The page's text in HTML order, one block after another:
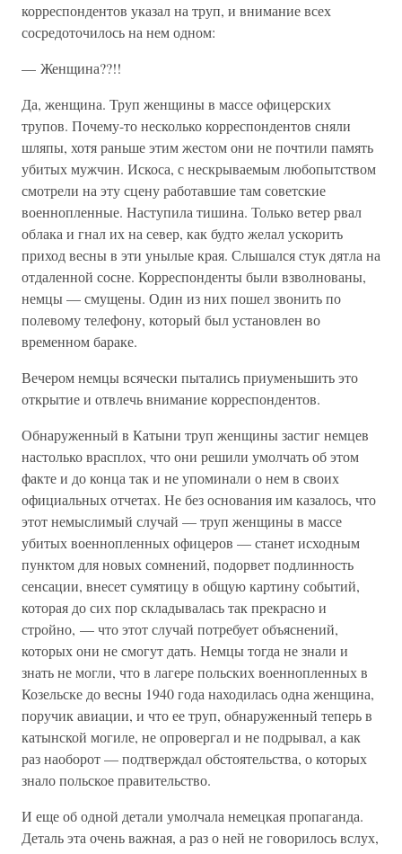
корреспондентов указал на труп, и внимание всех
сосредоточилось на нем одном:
— Женщина??!!
Да, женщина. Труп женщины в массе офицерских
трупов. Почему-то несколько корреспондентов сняли
шляпы, хотя раньше этим жестом они не почтили память
убитых мужчин. Искоса, с нескрываемым любопытством
смотрели на эту сцену работавшие там советские
военнопленные. Наступила тишина. Только ветер рвал
облака и гнал их на север, как будто желал ускорить
приход весны в эти унылые края. Слышался стук дятла на
отдаленной сосне. Корреспонденты были взволнованы,
немцы — смущены. Один из них пошел звонить по
полевому телефону, который был установлен во
временном бараке.
Вечером немцы всячески пытались приуменьшить это
открытие и отвлечь внимание корреспондентов.
Обнаруженный в Катыни труп женщины застиг немцев
настолько врасплох, что они решили умолчать об этом
факте и до конца так и не упоминали о нем в своих
официальных отчетах. Не без основания им казалось, что
этот немыслимый случай — труп женщины в массе
убитых военнопленных офицеров — станет исходным
пунктом для новых сомнений, подорвет подлинность
сенсации, внесет сумятицу в общую картину событий,
которая до сих пор складывалась так прекрасно и
стройно, — что этот случай потребует объяснений,
которых они не смогут дать. Немцы тогда не знали и
знать не могли, что в лагере польских военнопленных в
Козельске до весны 1940 года находилась одна женщина,
поручик авиации, и что ее труп, обнаруженный теперь в
катынской могиле, не опровергал и не подрывал, а как
раз наоборот — подтверждал обстоятельства, о которых
знало польское правительство.
И еще об одной детали умолчала немецкая пропаганда.
Деталь эта очень важная, а раз о ней не говорилось вслух,